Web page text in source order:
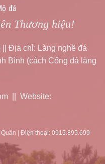
đá
Thương hiệu!
Địa chỉ: Làng nghề đá
Bình (cách Cổng đá làng
|| Website:
| Điện thoại: 0915.895.699